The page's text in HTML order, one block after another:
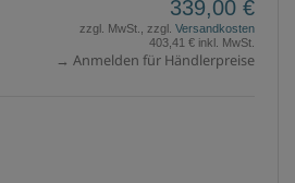
339,00 €
zzgl. MwSt., zzgl. Versandkosten
403,41 € inkl. MwSt.
→ Anmelden für Händlerpreise